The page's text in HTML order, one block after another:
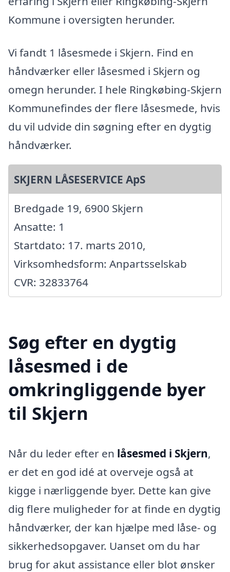
Kommune i oversigten herunder.
Vi fandt 1 låsesmede i Skjern. Find en
håndværker eller låsesmed i Skjern og
omegn herunder. I hele Ringkøbing-Skjern
Kommunefindes der flere låsesmede, hvis
du vil udvide din søgning efter en dygtig
håndværker.
SKJERN LÅSESERVICE ApS
Bredgade 19, 6900 Skjern
Ansatte: 1
Startdato: 17. marts 2010,
Virksomhedsform: Anpartsselskab
CVR: 32833764
Søg efter en dygtig
låsesmed i de
omkringliggende byer
til Skjern
Når du leder efter en låsesmed i Skjern,
er det en god idé at overveje også at
kigge i nærliggende byer. Dette kan give
dig flere muligheder for at finde en dygtig
håndværker, der kan hjælpe med låse- og
sikkerhedsopgaver. Uanset om du har
brug for akut assistance eller blot ønsker